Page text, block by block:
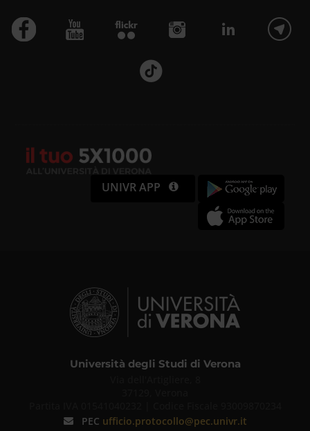
UNIVR APP
Università degli Studi di Verona
PEC ufficio.protocollo@pec.univr.it